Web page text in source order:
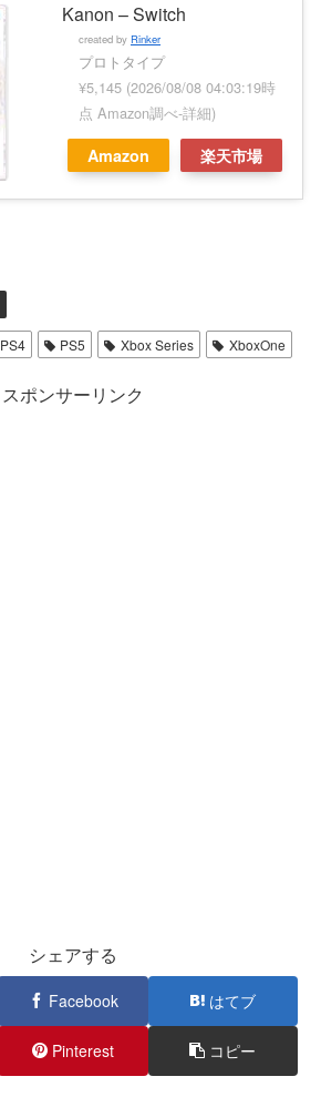
Kanon – Switch
created by Rinker
プロトタイプ
¥5,145 (2026/08/08 04:03:19時
点 Amazon調べ-詳細)
Amazon 楽天市場
PS4 PS5 Xbox Series XboxOne
スポンサーリンク
シェアする
Facebook はてブ
Pinterest コピー